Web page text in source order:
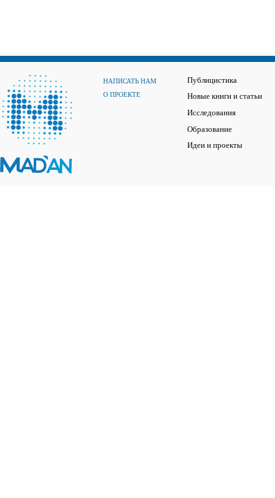
НАПИСАТЬ НАМ
О ПРОЕКТЕ
Публицистика
Новые книги и статьи
Исследования
Образование
Идеи и проекты